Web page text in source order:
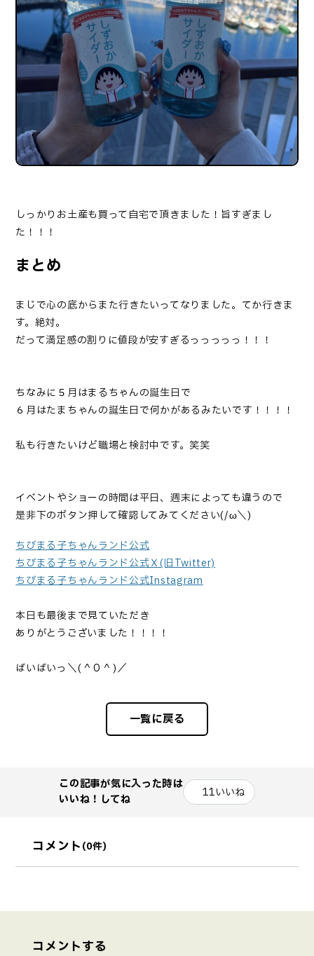
しっかりお土産も買って自宅で頂きました！旨すぎまし
た！！！
まとめ
まじで心の底からまた行きたいってなりました。てか行きま
す。絶対。
だって満足感の割りに値段が安すぎるっっっっっ！！！
ちなみに５月はまるちゃんの誕生日で
６月はたまちゃんの誕生日で何かがあるみたいです！！！！
私も行きたいけど職場と検討中です。笑笑
イベントやショーの時間は平日、週末によっても違うので
是非下のボタン押して確認してみてください(/ω＼)
ちびまる子ちゃんランド公式
ちびまる子ちゃんランド公式Ｘ(旧Twitter)
ちびまる子ちゃんランド公式Instagram
本日も最後まで見ていただき
ありがとうございました！！！！
ばいばいっ＼( ^ O ^ )／
一覧に戻る
この記事が気に入った時は
いいね！してね
11いいね
コメント (0件)
コメントする